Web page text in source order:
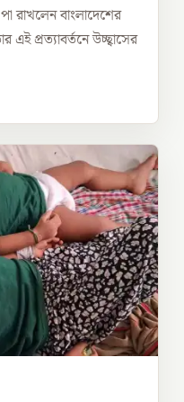
রাখলেন বাংলাদেশের
এই প্রত্যাবর্তনে উচ্ছ্বাসের